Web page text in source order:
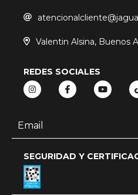
Valentin Alsina, Buenos
REDES SOCIALES
SEGURIDAD Y